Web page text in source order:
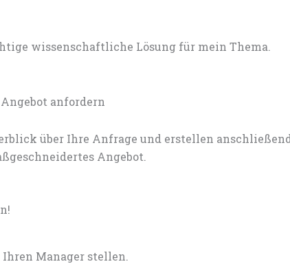
wissenschaftliche Lösung für mein Thema.
anfordern
über Ihre Anfrage und erstellen
Angebot.
Manager stellen.